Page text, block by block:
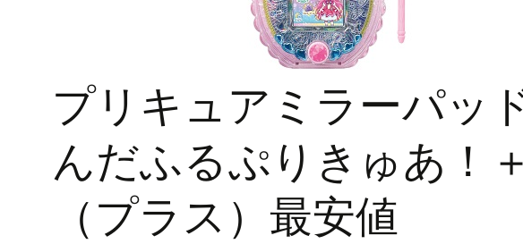
プリキュアミラーパッ
んだふるぷりきゅあ！
（プラス）最安値